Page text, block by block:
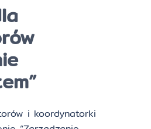
i koordynatorki